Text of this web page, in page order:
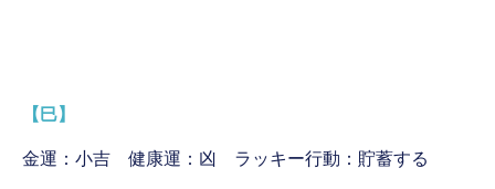
【巳】
金運：小吉 健康運：凶 ラッキー行動：貯蓄する